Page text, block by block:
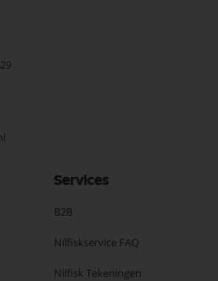
Services
B2B
Nilfiskservice FAQ
Nilfisk Tekeningen